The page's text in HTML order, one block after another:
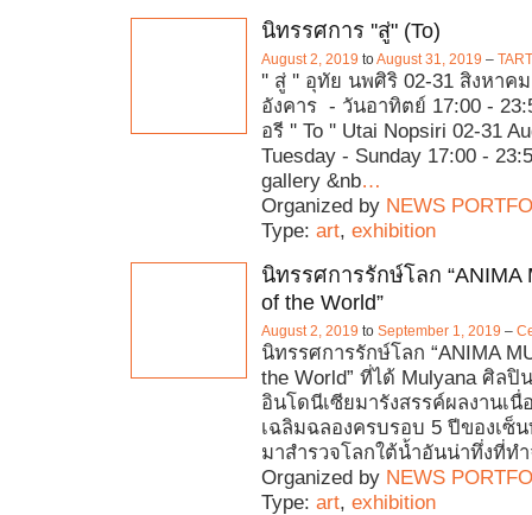
นิทรรศการ ''สู่" (To)
August 2, 2019 toAugust 31, 2019 –
'' สู่ '' อุทัย นพศิริ 02-31 สิงหาค
อังคาร - วันอาทิตย์ 17:00 -
อรี '' To '' Utai Nopsiri 02-31
Tuesday - Sunday 17:00 -
gallery &nb…
Organized by NEWS
Type: art, exhibition
นิทรรศการรักษ์โลก “ANIMA
of the World”
August 2, 2019 to September 1, 2019 –
นิทรรศการรักษ์โลก “ANIMA
the World” ที่ได้ Mulyana ศิลปิ
อินโดนีเซียมารังสรรค์ผลงานเนื่
เฉลิมฉลองครบรอบ 5 ปีของเซ็
มาสำรวจโลกใต้น้ำอันน่าทึ่งที่ท
Organized by NEWS
Type: art, exhibition